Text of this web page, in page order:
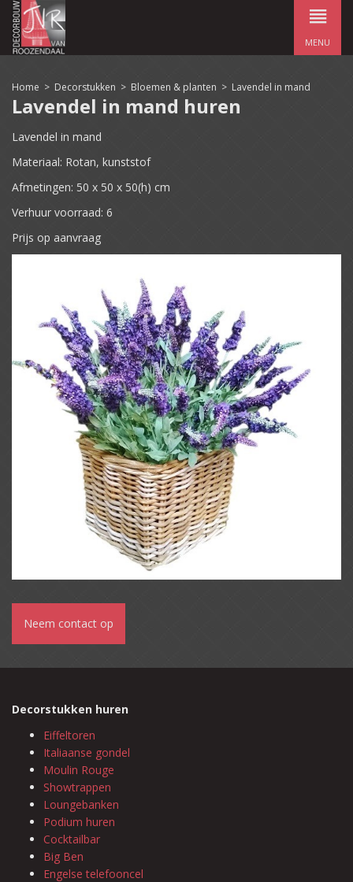
MENU
Home > Decorstukken > Bloemen & planten > Lavendel in mand
Lavendel in mand huren
Lavendel in mand
Materiaal: Rotan, kunststof
Afmetingen: 50 x 50 x 50(h) cm
Verhuur voorraad: 6
Prijs op aanvraag
Neem contact op
Decorstukken huren
Eiffeltoren
Italiaanse gondel
Moulin Rouge
Showtrappen
Loungebanken
Podium huren
Cocktailbar
Big Ben
Engelse telefooncel